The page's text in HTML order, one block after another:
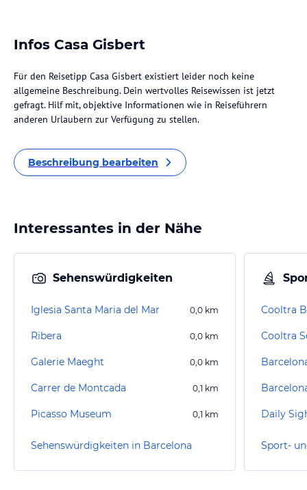
Infos Casa Gisbert
Für den Reisetipp Casa Gisbert existiert leider noch keine
allgemeine Beschreibung. Dein wertvolles Reisewissen ist jetzt
gefragt. Hilf mit, objektive Informationen wie in Reiseführern
anderen Urlaubern zur Verfügung zu stellen.
Beschreibung bearbeiten
Interessantes in der Nähe
Sehenswürdigkeiten
Iglesia Santa Maria del Mar 0,0 km
Ribera 0,0 km
Galerie Maeght 0,0 km
Carrer de Montcada 0,1 km
Picasso Museum 0,1 km
Sehenswürdigkeiten in Barcelona